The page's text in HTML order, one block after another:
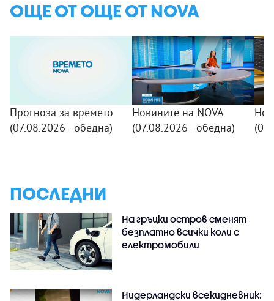
ОЩЕ ОТ ОЩЕ ОТ NOVA
Прогноза за времето
(07.08.2026 - обедна)
Новините на NOVA
(07.08.2026 - обедна)
ПОСЛЕДНИ
На гръцки остров сменят
безплатно всички коли с
електромобили
Нидерландски всекидневник: